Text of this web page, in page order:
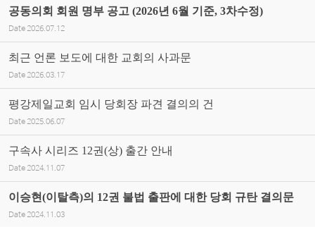
공동의회 회원 명부 공고 (2026년 6월 기준, 3차수정)
Date 2026.07.12
최근 언론 보도에 대한 교회의 사과문
Date 2026.03.17
평강제일교회 임시 당회장 파견 결의의 건
Date 2025.06.07
구속사 시리즈 12권(상) 출간 안내
Date 2024.11.07
이승현(이탈측)의 12권 불법 출판에 대한 당회 규탄 결의문
Date 2024.11.03